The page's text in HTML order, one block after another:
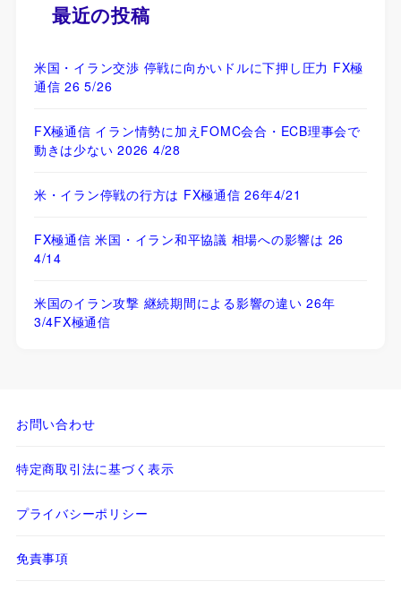
最近の投稿
米国・イラン交渉 停戦に向かいドルに下押し圧力 FX極
通信 26 5/26
FX極通信 イラン情勢に加えFOMC会合・ECB理事会で
動きは少ない 2026 4/28
米・イラン停戦の行方は FX極通信 26年4/21
FX極通信 米国・イラン和平協議 相場への影響は 26
4/14
米国のイラン攻撃 継続期間による影響の違い 26年
3/4FX極通信
お問い合わせ
特定商取引法に基づく表示
プライバシーポリシー
免責事項